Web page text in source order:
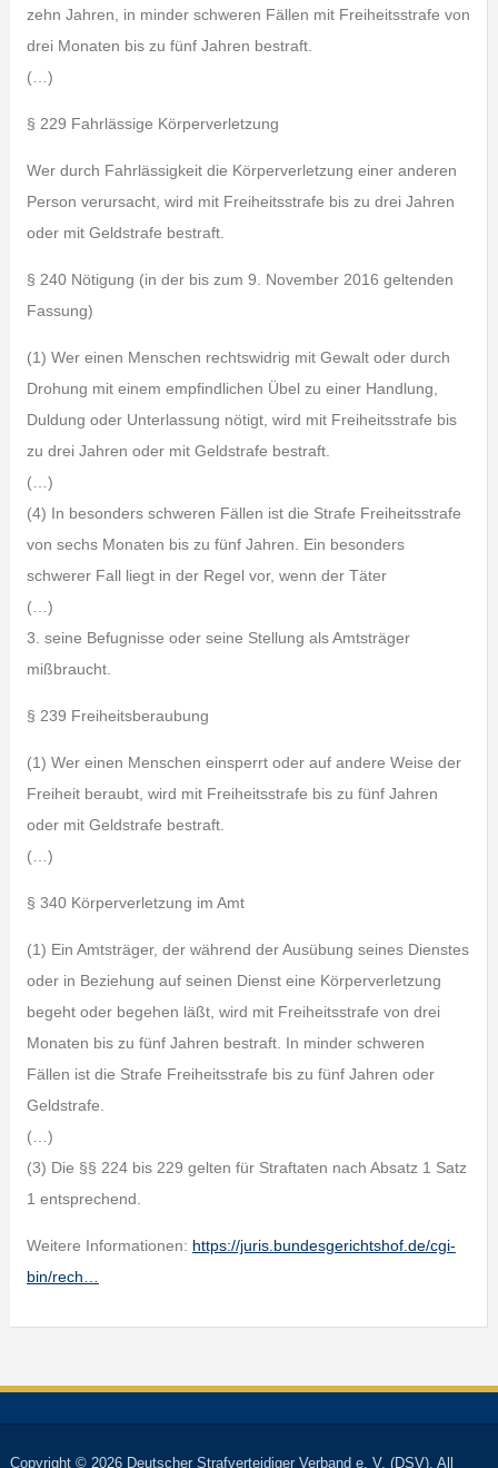
zehn Jahren, in minder schweren Fällen mit Freiheitsstrafe von
drei Monaten bis zu fünf Jahren bestraft.
(…)
§ 229 Fahrlässige Körperverletzung
Wer durch Fahrlässigkeit die Körperverletzung einer anderen
Person verursacht, wird mit Freiheitsstrafe bis zu drei Jahren
oder mit Geldstrafe bestraft.
§ 240 Nötigung (in der bis zum 9. November 2016 geltenden
Fassung)
(1) Wer einen Menschen rechtswidrig mit Gewalt oder durch
Drohung mit einem empfindlichen Übel zu einer Handlung,
Duldung oder Unterlassung nötigt, wird mit Freiheitsstrafe bis
zu drei Jahren oder mit Geldstrafe bestraft.
(…)
(4) In besonders schweren Fällen ist die Strafe Freiheitsstrafe
von sechs Monaten bis zu fünf Jahren. Ein besonders
schwerer Fall liegt in der Regel vor, wenn der Täter
(…)
3. seine Befugnisse oder seine Stellung als Amtsträger
mißbraucht.
§ 239 Freiheitsberaubung
(1) Wer einen Menschen einsperrt oder auf andere Weise der
Freiheit beraubt, wird mit Freiheitsstrafe bis zu fünf Jahren
oder mit Geldstrafe bestraft.
(…)
§ 340 Körperverletzung im Amt
(1) Ein Amtsträger, der während der Ausübung seines Dienstes
oder in Beziehung auf seinen Dienst eine Körperverletzung
begeht oder begehen läßt, wird mit Freiheitsstrafe von drei
Monaten bis zu fünf Jahren bestraft. In minder schweren
Fällen ist die Strafe Freiheitsstrafe bis zu fünf Jahren oder
Geldstrafe.
(…)
(3) Die §§ 224 bis 229 gelten für Straftaten nach Absatz 1 Satz
1 entsprechend.
Weitere Informationen: https://juris.bundesgerichtshof.de/cgi-
bin/rech…
Copyright © 2026 Deutscher Strafverteidiger Verband e. V. (DSV). All